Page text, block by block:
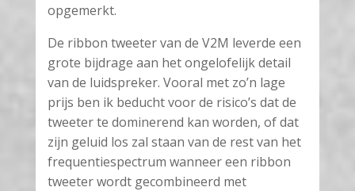
opgemerkt.
De ribbon tweeter van de V2M leverde een
grote bijdrage aan het ongelofelijk detail
van de luidspreker. Vooral met zo’n lage
prijs ben ik beducht voor de risico’s dat de
tweeter te dominerend kan worden, of dat
zijn geluid los zal staan van de rest van het
frequentiespectrum wanneer een ribbon
tweeter wordt gecombineerd met